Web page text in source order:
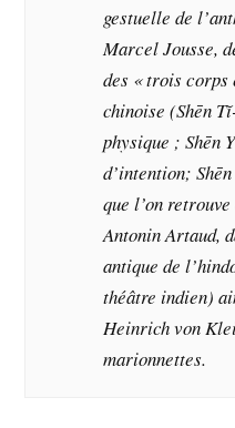
gestuelle de
Marcel Jousse,
des « trois
chinoise (Shēn
physique ; Shēn
d’intention;
que l’on
Antonin Artaud,
antique de
théâtre indien)
Heinrich von
marionnettes.